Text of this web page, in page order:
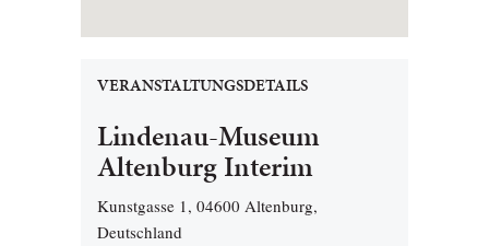
VERANSTALTUNGSDETAILS
Lindenau-Museum
Altenburg Interim
Kunstgasse 1, 04600 Altenburg,
Deutschland